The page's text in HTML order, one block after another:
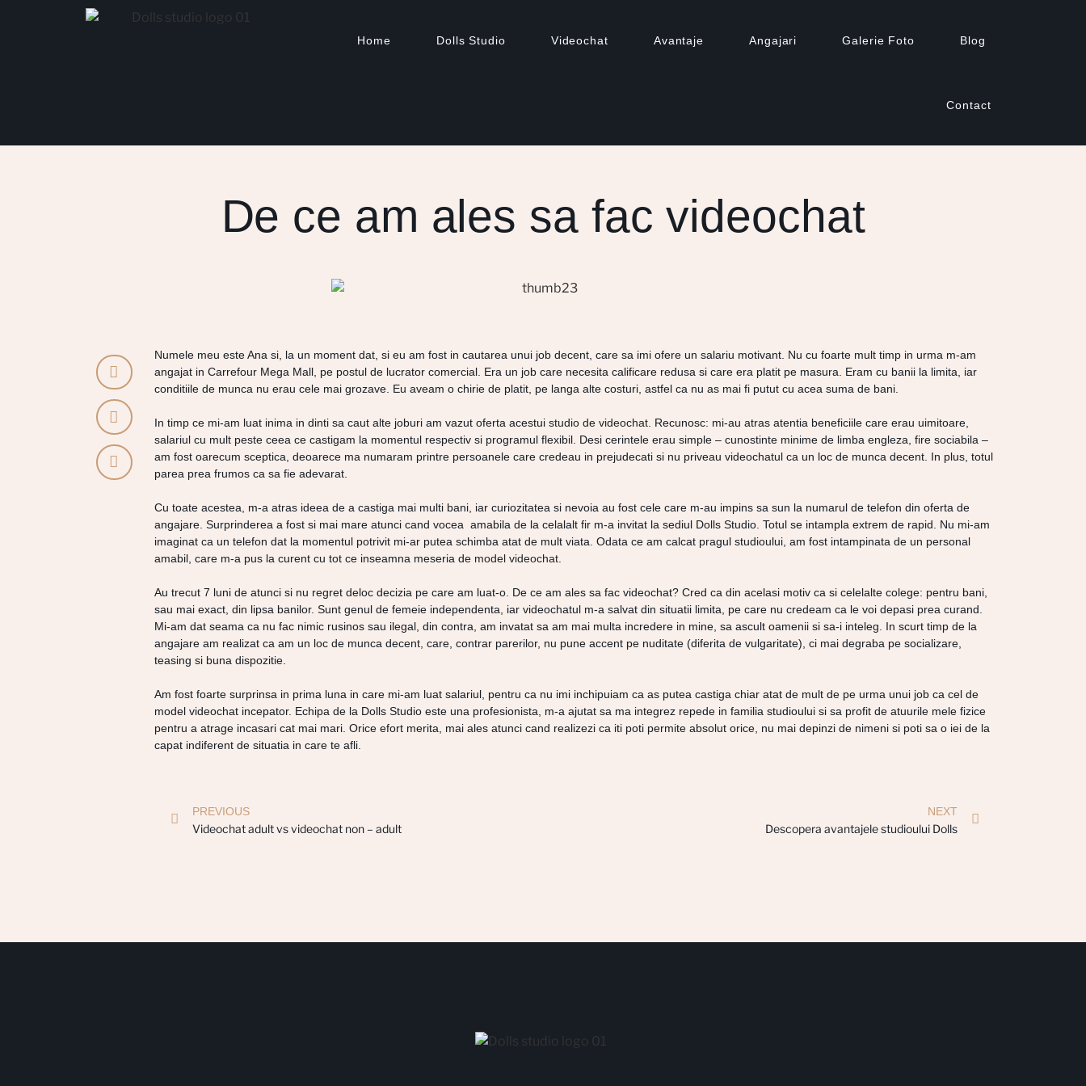
Home Dolls Studio Videochat Avantaje Angajari Galerie Foto Blog
Contact
De ce am ales sa fac videochat
Numele meu este Ana si, la un moment dat, si eu am fost in cautarea unui job decent, care sa imi ofere un salariu motivant. Nu cu foarte mult timp in urma m-am
angajat in Carrefour Mega Mall, pe postul de lucrator comercial. Era un job care necesita calificare redusa si care era platit pe masura. Eram cu banii la limita, iar
conditiile de munca nu erau cele mai grozave. Eu aveam o chirie de platit, pe langa alte costuri, astfel ca nu as mai fi putut cu acea suma de bani.
In timp ce mi-am luat inima in dinti sa caut alte joburi am vazut oferta acestui studio de videochat . Recunosc: mi-au atras atentia beneficiile care erau uimitoare,
salariul cu mult peste ceea ce castigam la momentul respectiv si programul flexibil. Desi cerintele erau simple – cunostinte minime de limba engleza, fire sociabila –
am fost oarecum sceptica, deoarece ma numaram printre persoanele care credeau in prejudecati si nu priveau videochatul ca un loc de munca decent. In plus, totul
parea prea frumos ca sa fie adevarat.
Cu toate acestea, m-a atras ideea de a castiga mai multi bani, iar curiozitatea si nevoia au fost cele care m-au impins sa sun la numarul de telefon din oferta de
angajare. Surprinderea a fost si mai mare atunci cand vocea amabila de la celalalt fir m-a invitat la sediul Dolls Studio. Totul se intampla extrem de rapid. Nu mi-am
imaginat ca un telefon dat la momentul potrivit mi-ar putea schimba atat de mult viata. Odata ce am calcat pragul studioului, am fost intampinata de un personal
amabil, care m-a pus la curent cu tot ce inseamna meseria de model videochat
Au trecut 7 luni de atunci si nu regret deloc decizia pe care am luat-o. De ce am ales sa fac videochat? Cred ca din acelasi motiv ca si celelalte colege: pentru bani,
sau mai exact, din lipsa banilor. Sunt genul de femeie independenta, iar videochatul m-a salvat din situatii limita, pe care nu credeam ca le voi depasi prea curand.
Mi-am dat seama ca nu fac nimic rusinos sau ilegal, din contra, am invatat sa am mai multa incredere in mine, sa ascult oamenii si sa-i inteleg. In scurt timp de la
angajare am realizat ca am un loc de munca decent, care, contrar parerilor, nu pune accent pe nuditate (diferita de vulgaritate), ci mai degraba pe socializare,
teasing si buna dispozitie.
Am fost foarte surprinsa in prima luna in care mi-am luat salariul, pentru ca nu imi inchipuiam ca as putea castiga chiar atat de mult de pe urma unui job ca cel de
model videochat incepator. Echipa de la Dolls Studio este una profesionista, m-a ajutat sa ma integrez repede in familia studioului si sa profit de atuurile mele fizice
pentru a atrage incasari cat mai mari. Orice efort merita, mai ales atunci cand realizezi ca iti poti permite absolut orice, nu mai depinzi de nimeni si poti sa o iei de la
capat indiferent de situatia in care te afli.
PREVIOUS
Videochat adult vs videochat non – adult
NEXT
Descopera avantajele studioului Dolls